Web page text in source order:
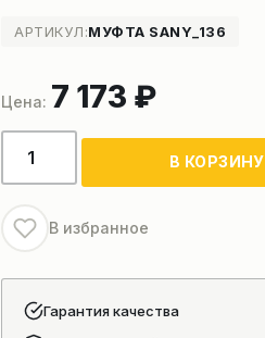
АРТИКУЛ:МУФТА SANY_136
7 173 ₽
Количество
товара
гидравлического
насоса
буровой
установки
SANY
В КОРЗИНУ
В избранное
Гарантия качества